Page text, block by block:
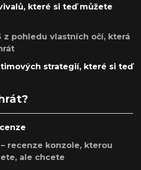
které si teď můžete
z pohledu vlastních očí, která
strategií, které si teď
recenze konzole, kterou
ale chcete